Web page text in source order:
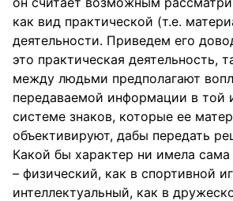
как вид практической (т.е.
деятельности. Приведем его
это практическая деятельность,
между людьми предполагают
передаваемой информации в той
системе знаков, которые ее
объективируют, дабы передать
Какой бы характер ни имела
– физический, как в спортивной
интеллектуальный, как в